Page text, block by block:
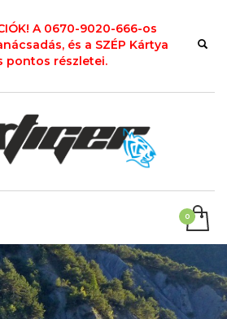
A 0670-9020-666-os
és a SZÉP Kártya
pontos részletei.